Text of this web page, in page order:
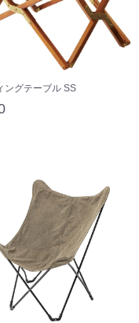
ングテーブル SS